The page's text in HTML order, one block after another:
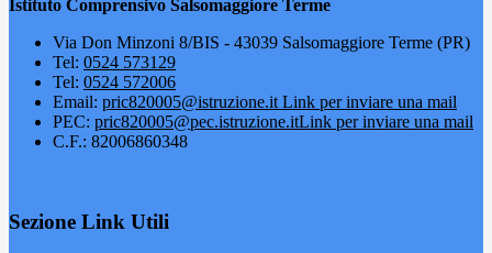
Istituto Comprensivo Salsomaggiore Terme
Via Don Minzoni 8/BIS - 43039 Salsomaggiore Terme (PR)
Tel: 0524 573129
Tel: 0524 572006
Email: pric820005@istruzione.it Link per inviare una mail
PEC: pric820005@pec.istruzione.itLink per inviare una mail
C.F.: 82006860348
Sezione Link Utili